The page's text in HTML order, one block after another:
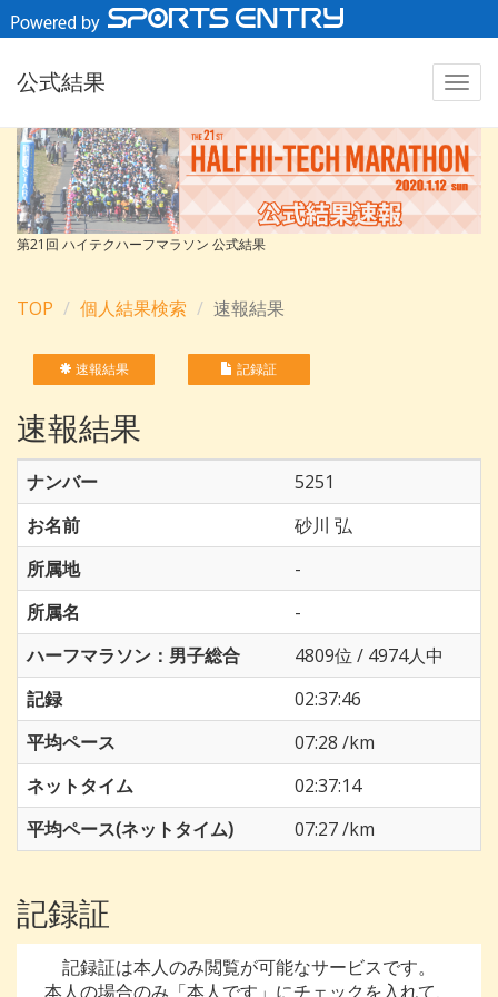
公式結果
第21回 ハイテクハーフマラソン 公式結果
TOP 個人結果検索 速報結果
速報結果 記録証
速報結果
ナンバー
5251
お名前
砂川 弘
所属地
-
所属名
-
ハーフマラソン：男子総合
4809位 / 4974人中
記録
02:37:46
平均ペース
07:28 /km
ネットタイム
02:37:14
平均ペース(ネットタイム)
07:27 /km
記録証
記録証は本人のみ閲覧が可能なサービスです。
本人の場合のみ「本人です」にチェックを入れて、